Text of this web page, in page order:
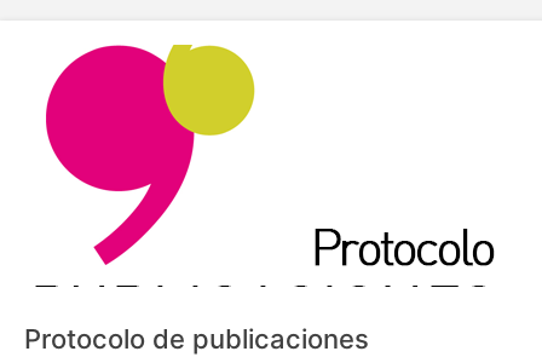
Protocolo de publicaciones